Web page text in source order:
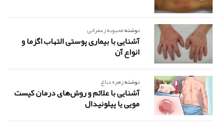
نوشتهمحبوبه زعفرانی
آشنایی با بیماری پوستی التهاب اگزما و
انواع آن
نوشتهزهره دباغ
آشنایی با علائم و روش‌های درمان کیست
مویی یا پیلونیدال